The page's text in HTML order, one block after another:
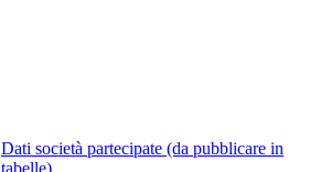
Dati società partecipate (da pubblicare in